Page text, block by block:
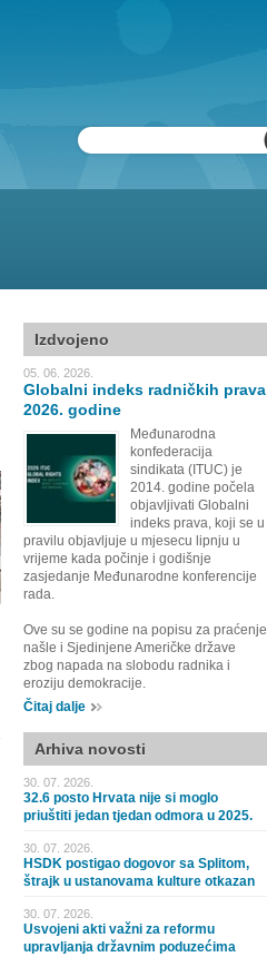
Izdvojeno
05. 06. 2026.
Globalni indeks radničkih prava
2026. godine
Međunarodna
konfederacija
sindikata (ITUC) je
2014. godine počela
objavljivati Globalni
indeks prava, koji se u
pravilu objavljuje u mjesecu lipnju u
vrijeme kada počinje i godišnje
zasjedanje Međunarodne konferencije
rada.
Ove su se godine na popisu za praćenje
našle i Sjedinjene Američke države
zbog napada na slobodu radnika i
eroziju demokracije.
Čitaj dalje
Arhiva novosti
30. 07. 2026.
32.6 posto Hrvata nije si moglo
priuštiti jedan tjedan odmora u 2025.
30. 07. 2026.
HSDK postigao dogovor sa Splitom,
štrajk u ustanovama kulture otkazan
30. 07. 2026.
Usvojeni akti važni za reformu
upravljanja državnim poduzećima